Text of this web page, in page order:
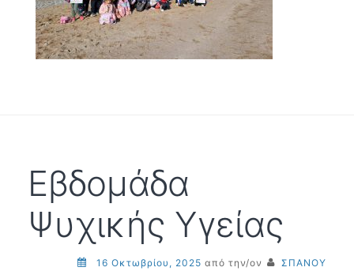
Εβδομάδα
Ψυχικής Υγείας
16 Οκτωβρίου, 2025 από την/ον
ΣΠΑΝΟΥ